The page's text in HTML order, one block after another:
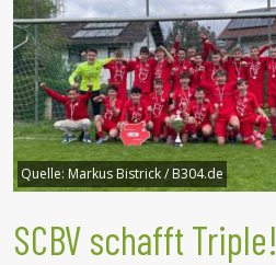
Quelle: Markus Bistrick / B304.de
SCBV schafft Triple!